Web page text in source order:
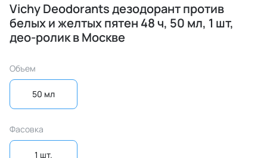
Vichy Deodorants дезодорант против
белых и желтых пятен 48 ч, 50 мл, 1 шт,
део-ролик в Москве
Объем
50 мл
Фасовка
1 шт.